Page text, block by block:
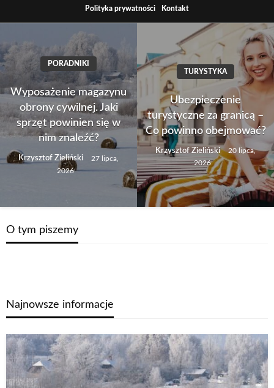
to
Polityka prywatności Kontakt
PORADNIKI
Wyposażenie magazynu
obrony cywilnej. Jaki
sprzęt powinien się w
nim znaleźć?
Krzysztof Zieliński
27 lipca,
2026
TURYSTYKA
Ubezpieczenie
turystyczne za granicą –
Co powinno obejmować?
Krzysztof Zieliński
20 lipca,
2026
O tym piszemy
Najnowsze informacje